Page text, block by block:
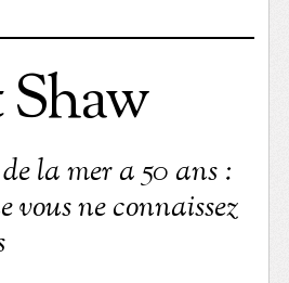
la mer a 50 ans :
vous ne connaissez